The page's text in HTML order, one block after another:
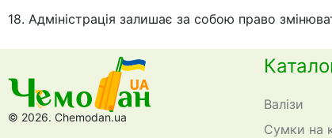
18. Адміністрація залишає за собою право
© 2026. Chemodan.ua
Валізи
Сумки на